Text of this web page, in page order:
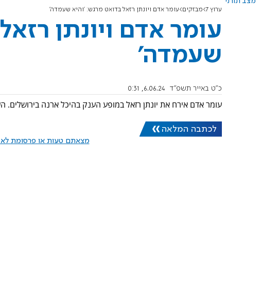
ערוץ 7 מבזקים עומר אדם ויונתן רזאל בדואט מרגש: 'והיא שעמדה'
עומר אדם ויונתן
שעמדה'
כ"ט באייר תשפ"ד 6.06.24, 0:31
עומר אדם אירח את יונתן רזאל במופע הענק בהיכל ארנה בירושלים.
לכתבה המלאה
מצאתם טעות או פרסומת לא